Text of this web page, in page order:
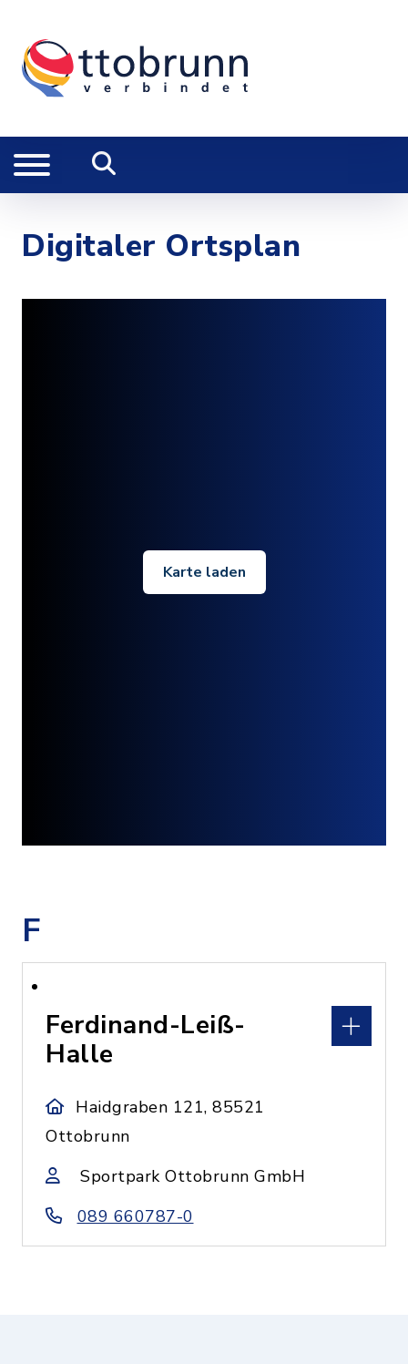
Digitaler Ortsplan
Karte laden
F
Ferdinand-Leiß-
Halle
Haidgraben 121, 85521
Ottobrunn
Sportpark Ottobrunn GmbH
089 660787-0